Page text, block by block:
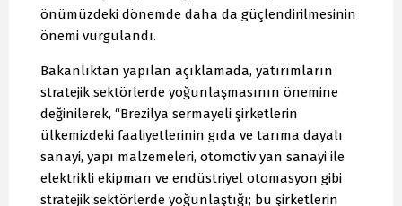
önümüzdeki dönemde daha da güçlendirilmesinin
önemi vurgulandı.
Bakanlıktan yapılan açıklamada, yatırımların
stratejik sektörlerde yoğunlaşmasının önemine
değinilerek, “Brezilya sermayeli şirketlerin
ülkemizdeki faaliyetlerinin gıda ve tarıma dayalı
sanayi, yapı malzemeleri, otomotiv yan sanayi ile
elektrikli ekipman ve endüstriyel otomasyon gibi
stratejik sektörlerde yoğunlaştığı; bu şirketlerin